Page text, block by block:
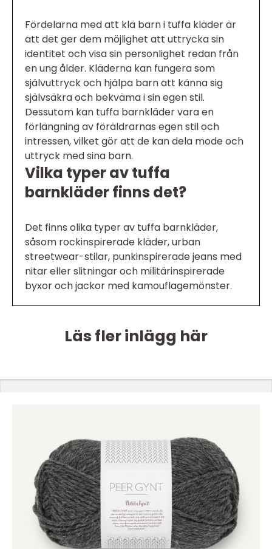
Fördelarna med att klä barn i tuffa kläder är
att det ger dem möjlighet att uttrycka sin
identitet och visa sin personlighet redan från
en ung ålder. Kläderna kan fungera som
självuttryck och hjälpa barn att känna sig
självsäkra och bekväma i sin egen stil.
Dessutom kan tuffa barnkläder vara en
förlängning av föräldrarnas egen stil och
intressen, vilket gör att de kan dela mode och
uttryck med sina barn.
Vilka typer av tuffa
barnkläder finns det?
Det finns olika typer av tuffa barnkläder,
såsom rockinspirerade kläder, urban
streetwear-stilar, punkinspirerade jeans med
nitar eller slitningar och militärinspirerade
byxor och jackor med kamouflagemönster.
Läs fler inlägg här